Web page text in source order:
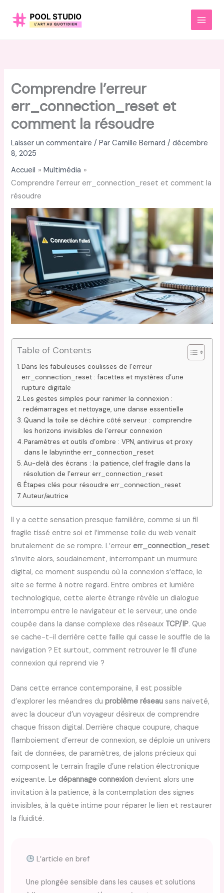
MAIN
Comprendre l’erreur
err_connection_reset et
comment la résoudre
Laisser un commentaire / ParCamille Bernard/décembre
8, 2025
Accueil
Multimédia
Comprendre l’erreur err_connection_reset et comment la
résoudre
Table of Contents
Dans les fabuleuses coulisses de l’erreur
err_connection_reset : facettes et mystères d’une
rupture digitale
Les gestes simples pour ranimer la connexion :
redémarrages et nettoyage, une danse essentielle
Quand la toile se déchire côté serveur : comprendre
les horizons invisibles de l’erreur connexion
Paramètres et outils d’ombre : VPN, antivirus et proxy
dans le labyrinthe err_connection_reset
Au-delà des écrans : la patience, clef fragile dans la
résolution de l’erreur err_connection_reset
Étapes clés pour résoudre err_connection_reset
Auteur/autrice
Il y a cette sensation presque familière, comme si un fil
fragile tissé entre soi et l’immense toile du web venait
brutalement de se rompre. L’erreurerr_connection_reset
s’invite alors, soudainement, interrompant un murmure
digital, ce moment suspendu où la connexion s’efface, le
site se ferme à notre regard. Entre ombres et lumière
technologique, cette alerte étrange révèle un dialogue
interrompu entre le navigateur et le serveur, une onde
coupée dans la danse complexe des réseaux TCP/IP. Que
se cache-t-il derrière cette faille qui casse le souffle de la
navigation ? Et surtout, comment retrouver le fil d’une
connexion qui reprend vie ?
Dans cette errance contemporaine, il est possible
d’explorer les méandres duproblème réseau sans naïveté,
avec la douceur d’un voyageur désireux de comprendre
chaque frisson digital. Derrière chaque coupure, chaque
flamboiement d’erreur de connexion, se déploie un univers
fait de données, de paramètres, de jalons précieux qui
composent le terrain fragile d’une relation électronique
exigeante. Ledépannage connexion devient alors une
invitation à la patience, à la contemplation des signes
invisibles, à la quête intime pour réparer le lien et restaurer
la fluidité.
L’article en bref
Une plongée sensible dans les causes et solutions